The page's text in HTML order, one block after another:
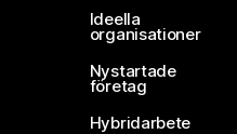
Ideella
organisationer
Nystartade
företag
Hybridarbete